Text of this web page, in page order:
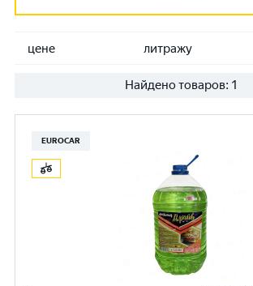
цене литражу
Найдено товаров: 1
EUROCAR